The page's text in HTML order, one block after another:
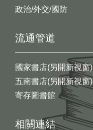
政治/外交/國防
流通管道
國家書店(另開新視窗)
五南書店(另開新視窗)
寄存圖書館
相關連結